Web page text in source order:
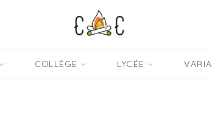
COLLÈGE LYCÉE VARIA